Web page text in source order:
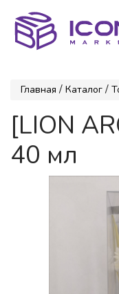
Главная / Каталог /
[LION
40 мл